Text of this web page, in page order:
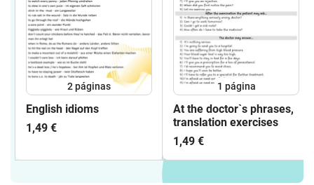
2páginas
English idioms
1,49 €
1 página
At the doctor`s phrases,
translation exercises
1,49 €